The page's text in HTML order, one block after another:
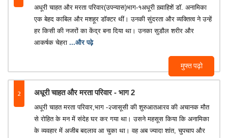
मुफ्त पढ़ो
अधूरी चाहत और मरता परिवार(उपन्यास)भाग-१अधूरी ख़्वाहिशें डॉ. अनामिका
एक बेहद काबिल और मशहूर डॉक्टर थीं। उनकी सुंदरता और व्यक्तित्व ने उन्हें
हर किसी की नजरों का केंद्र बना दिया था। उनका सुडौल शरीर और
आकर्षक चेहरा ...और पढ़े
2 अधूरी चाहत और मरता परिवार - भाग 2
अधूरी चाहत मरता परिवार,भाग -२जासूसी की शुरुआतआरव की अचानक मौत
से रोहित के मन में संदेह घर कर गया था। उसने महसूस किया कि अनामिका
के व्यवहार में अजीब बदलाव आ चुका था। वह अब ज्यादा शांत, चुपचाप और